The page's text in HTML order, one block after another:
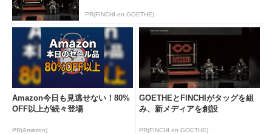
PR(FINCHI on GOETHE)
Amazon今日も見逃せない！80%
OFF以上が続々登場
PR(Amazon)
GOETHEとFINCHIがタッグを組
み、新メディアを創設
PR(FINCHI on GOETHE)